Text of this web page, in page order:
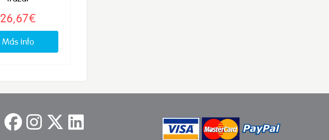
26,67€
Más info